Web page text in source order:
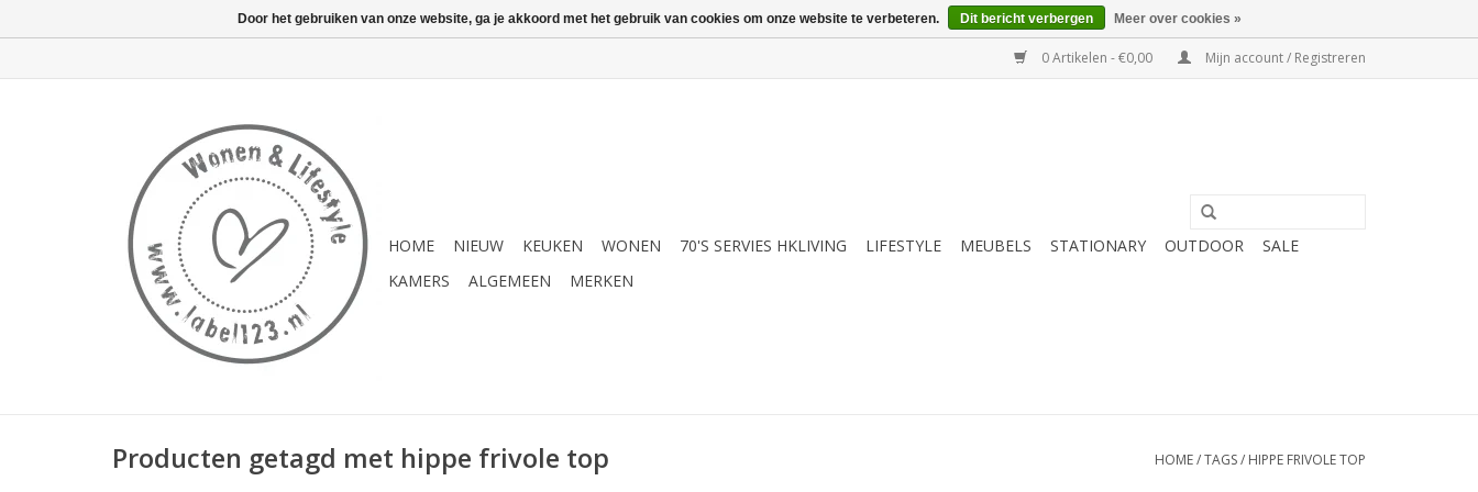
0 Artikelen - €0,00 Mijn account / Registreren
HOME NIEUW KEUKEN WONEN 70'S SERVIES HKLIVING LIFESTYLE MEUBELS STATIONARY OUTDOOR
SALE
KAMERS
ALGEMEEN MERKEN
Producten getagd met hippe frivole top HOME/TAGS/ HIPPE FRIVOLE TOP
Door het gebruiken van onze website, ga je akkoord met het gebruik van cookies om onze website te verbeteren. Dit bericht verbergen Meer over cookies »